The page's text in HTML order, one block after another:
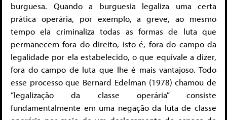
burguesa. Quando a burguesia legaliza uma certa
prática operária, por exemplo, a greve, ao mesmo
tempo ela criminaliza todas as formas de luta que
permanecem fora do direito, isto é, fora do campo da
legalidade por ela estabelecido, o que equivale a dizer,
fora do campo de luta que lhe é mais vantajoso. Todo
esse processo que Bernard Edelman (1978) chamou de
“legalização da classe operária” consiste
fundamentalmente em uma negação da luta de classe